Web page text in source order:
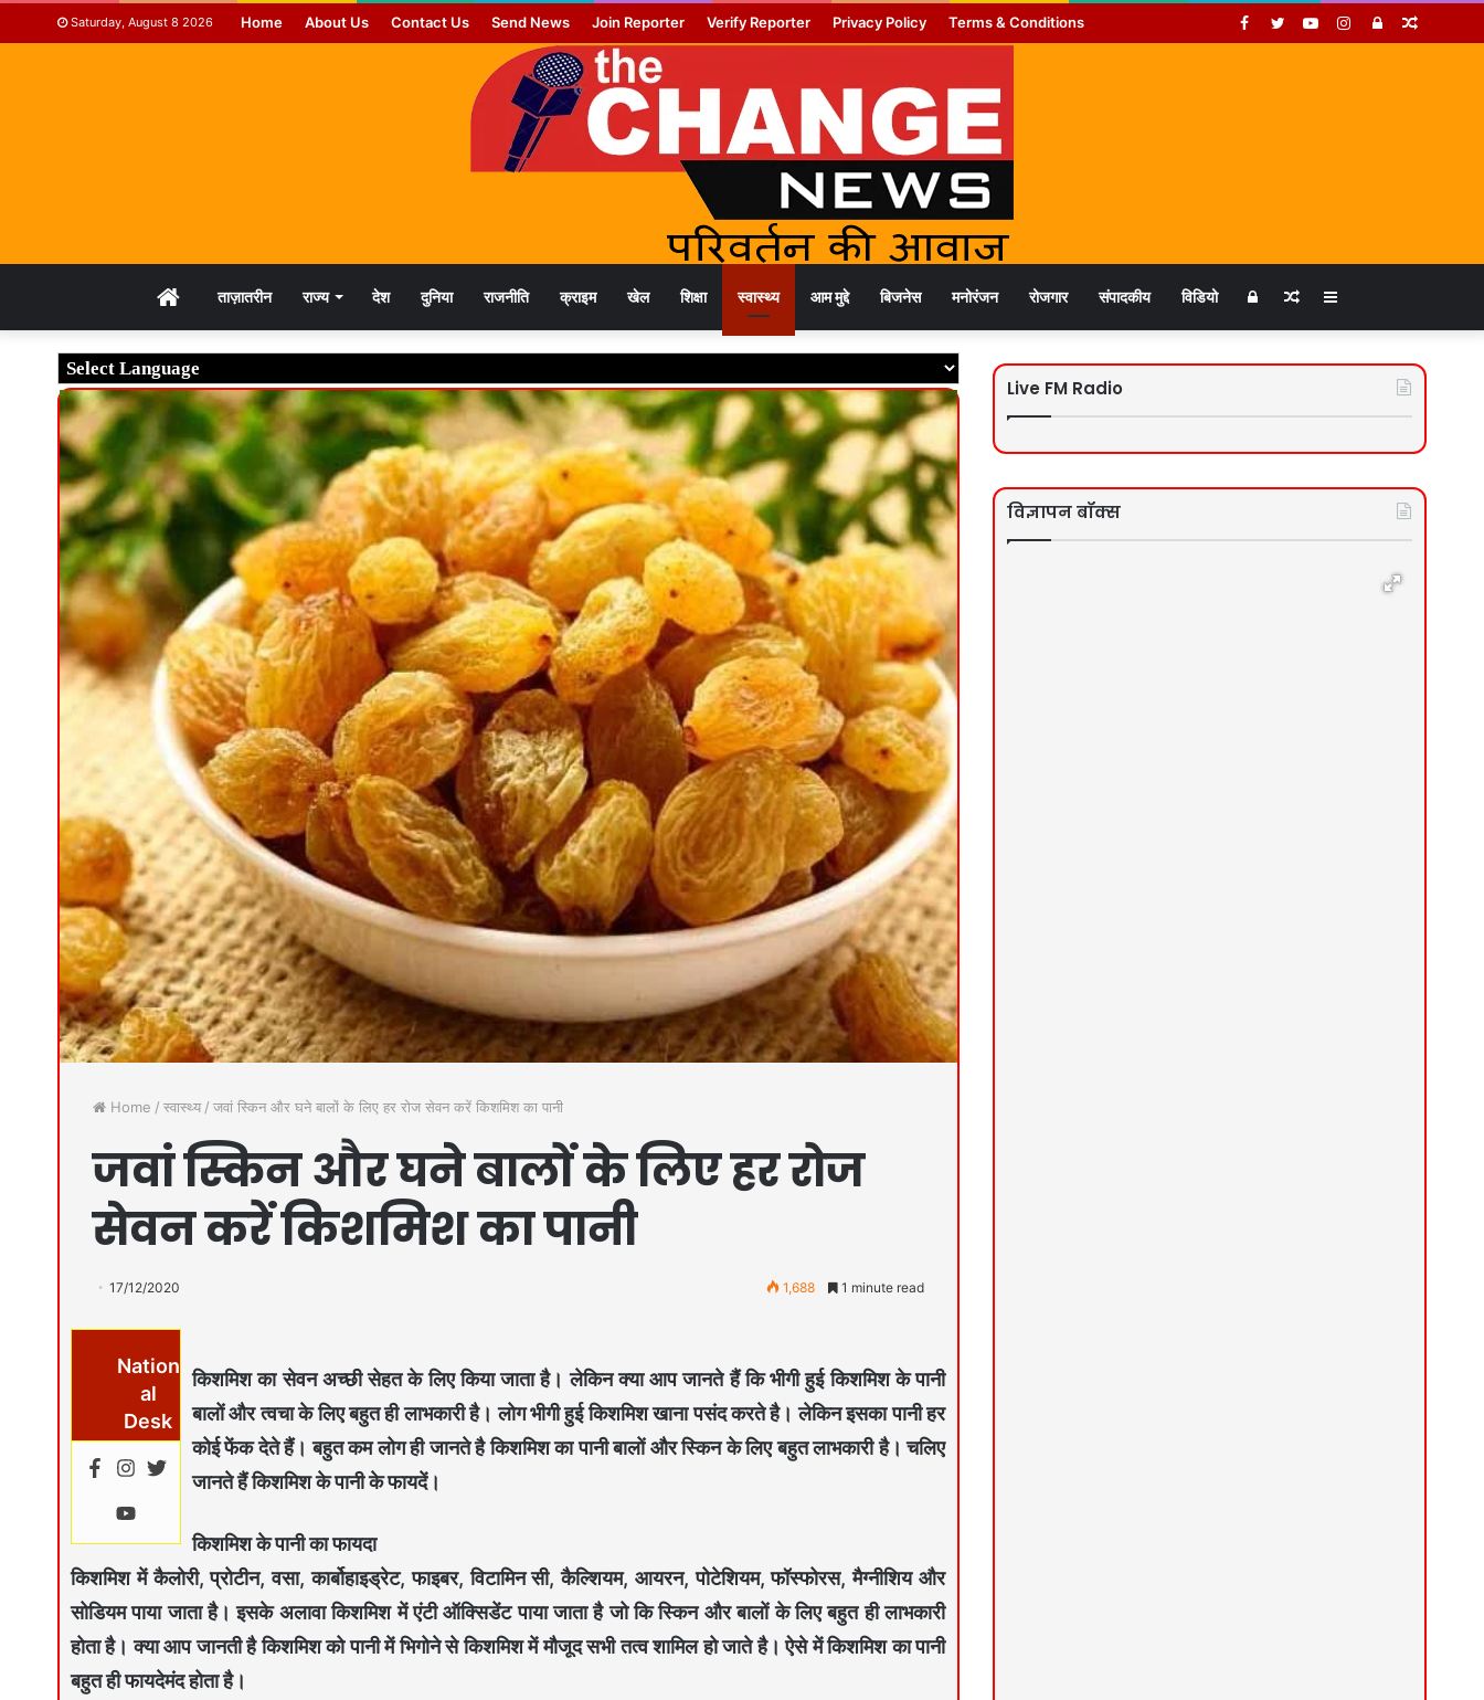
Saturday, August 8 2026 Home About Us Contact Us Send News Join Reporter Verify Reporter Privacy Policy Terms & Conditions Random
Log
Instagram
YouTube
Twitter
Facebook
HOMEताज़ातरीन राज्य देश दुनिया राजनीति क्राइम खेल शिक्षा स्वास्थ्य आम मुद्दे बिजनेस मनोरंजन रोजगार संपादकीय विडियो Sidebar
Random
Article
Log
In
Home / स्वास्थ्य / जवां स्किन और घने बालों के लिए हर रोज सेवन करें किशमिश का पानी
जवां स्किन और घने बालों के लिए हर रोज
सेवन करें किशमिश का पानी
17/12/2020 1,688 1 minute read
Nation
al
Desk
किशमिशका सेवन अच्छी सेहत के लिए किया जाता है। लेकिन क्या आप जानते हैं कि भीगी हुई किशमिश के पानी
बालों और त्वचा के लिए बहुत ही लाभकारी है। लोग भीगी हुई किशमिश खाना पसंद करते है। लेकिन इसका पानी हर
कोई फेंक देते हैं। बहुत कम लोग ही जानते है किशमिश का पानी बालों और स्किन के लिए बहुत लाभकारी है। चलिए
जानते हैं किशमिश के पानी के फायदें।
किशमिश के पानी का फायदा
किशमिश में कैलोरी, प्रोटीन, वसा, कार्बोहाइड्रेट, फाइबर, विटामिन सी, कैल्शियम, आयरन, पोटेशियम, फॉस्फोरस, मैग्नीशिय और
सोडियम पाया जाता है। इसके अलावा किशमिश में एंटी ऑक्सिडेंट पाया जाता है जो कि स्किन और बालों के लिए बहुत ही लाभकारी
होता है। क्या आप जानती है किशमिश को पानी में भिगोने से किशमिश में मौजूद सभी तत्व शामिल हो जाते है। ऐसे में किशमिश का पानी
बहुत ही फायदेमंद होता है।
Live FM Radio
विज्ञापन बॉक्स